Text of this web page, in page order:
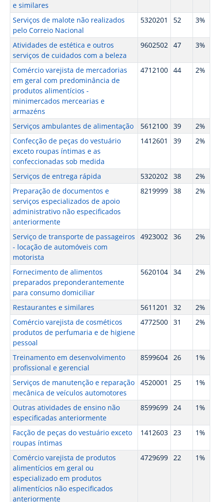
e similares
Serviços de malote não realizados
pelo Correio Nacional
5320201 52 3%
Atividades de estética e outros
serviços de cuidados com a beleza
9602502 47 3%
Comércio varejista de mercadorias
em geral com predominância de
produtos alimentícios -
minimercados mercearias e
armazéns
4712100 44 2%
Serviços ambulantes de alimentação 5612100 39
2%
Confecção de peças do vestuário
exceto roupas íntimas e as
confeccionadas sob medida
1412601 39 2%
Serviços de entrega rápida 5320202 38
2%
Preparação de documentos e
serviços especializados de apoio
administrativo não especificados
anteriormente
8219999 38 2%
Serviço de transporte de passageiros
- locação de automóveis com
motorista
4923002 36 2%
Fornecimento de alimentos
preparados preponderantemente
para consumo domiciliar
5620104 34 2%
Restaurantes e similares 5611201 32
2%
Comércio varejista de cosméticos
produtos de perfumaria e de higiene
pessoal
4772500 31 2%
Treinamento em desenvolvimento
profissional e gerencial
8599604 26 1%
Serviços de manutenção e reparação
mecânica de veículos automotores
4520001 25 1%
Outras atividades de ensino não
especificadas anteriormente
8599699 24 1%
Facção de peças do vestuário exceto
roupas íntimas
1412603 23 1%
Comércio varejista de produtos
alimentícios em geral ou
especializado em produtos
alimentícios não especificados
anteriormente
4729699 22 1%